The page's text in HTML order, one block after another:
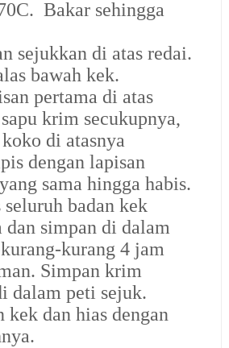
Bakar sehingga
sejukkan di atas redai.
bawah kek.
pertama di atas
krim secukupnya,
di atasnya
dengan lapisan
sama hingga habis.
badan kek
dan simpan di dalam
kurang 4 jam
Simpan krim
dalam peti sejuk.
kek dan hias dengan